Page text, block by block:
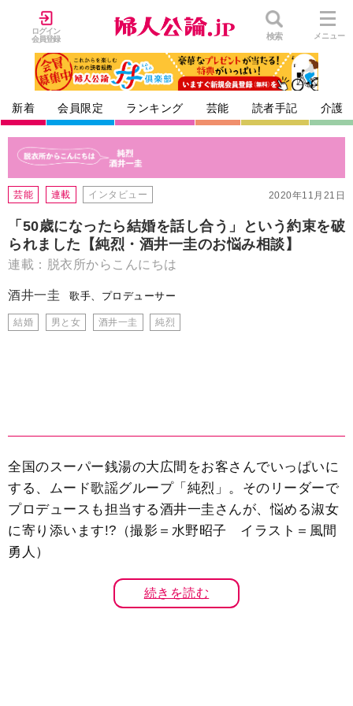
ログイン
会員登録
検索 メニュー
新着 会員限定 ランキング 芸能 読者手記 介護
2020年11月21日
芸能 連載 インタビュー
「50歳になったら結婚を話し合う」という約束を破
られました【純烈・酒井一圭のお悩み相談】
連載：脱衣所からこんにちは
酒井一圭 歌手、プロデューサー
結婚 男と女 酒井一圭 純烈
全国のスーパー銭湯の大広間をお客さんでいっぱいに
する、ムード歌謡グループ「純烈」。そのリーダーで
プロデュースも担当する酒井一圭さんが、悩める淑女
に寄り添います!?（撮影＝水野昭子 イラスト＝風間
勇人）
続きを読む